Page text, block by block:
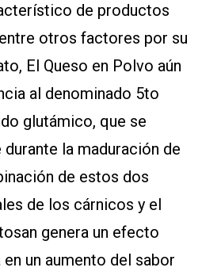
de productos
otros factores por su
El Queso en Polvo aún
al denominado 5to
glutámico, que se
la maduración de
de estos dos
de los cárnicos y el
genera un efecto
un aumento del sabor